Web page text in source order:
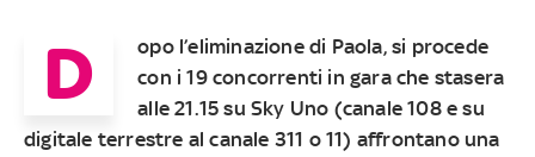
D opo l’eliminazione di Paola, si procede
con i 19 concorrenti in gara che stasera
alle 21.15 su Sky Uno (canale 108 e su
digitale terrestre al canale 311 o 11) affrontano una